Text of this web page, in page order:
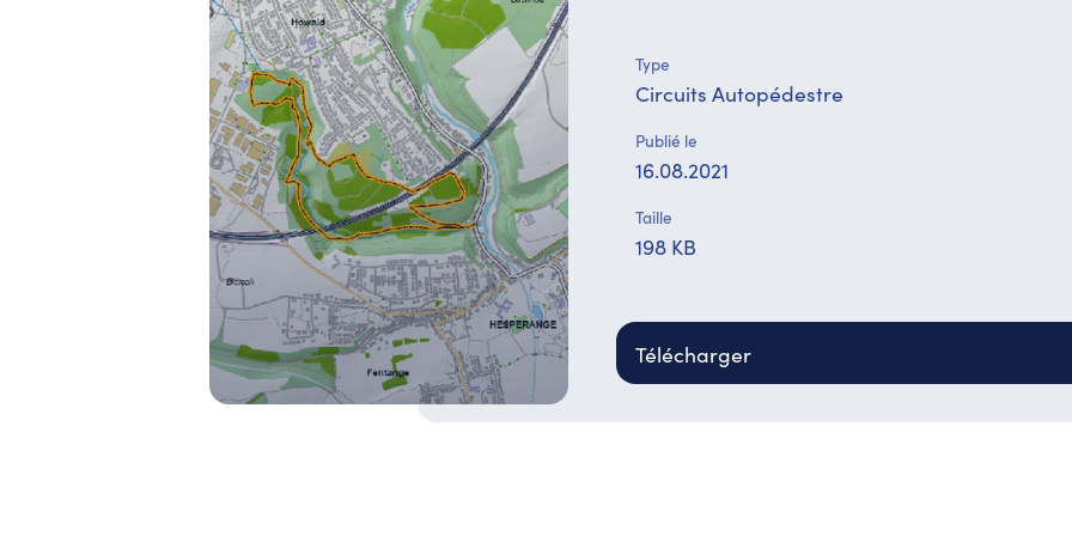
Type
Circuits Autopédestre
Publié le
16.08.2021
Taille
198 KB
Télécharger